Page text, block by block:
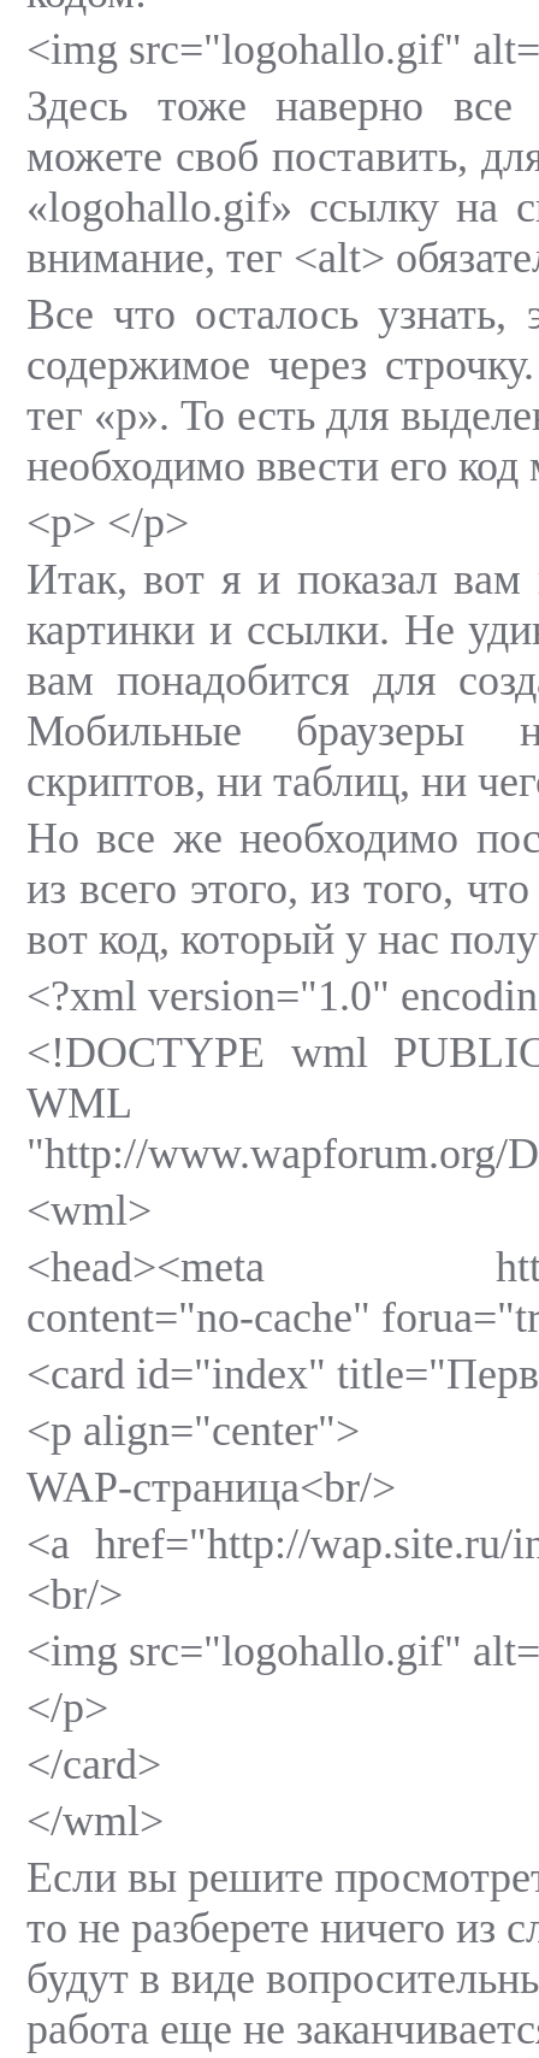
<img src="logohallo.gif"
Здесь тоже наверно
можете своб поставить,
«logohallo.gif» ссылку на
внимание, тег <alt>
Все что осталось узнать,
содержимое через
тег «p». То есть для
необходимо ввести его
<p> </p>
Итак, вот я и показал вам
картинки и ссылки. Не
вам понадобится для
Мобильные браузеры
скриптов, ни таблиц, ни
Но все же необходимо
из всего этого, из того,
вот код, который у нас
<?xml version="1.0"
<!DOCTYPE wml
WML
"http://www.wapforum.org/
<wml>
<head><meta http-
content="no-cache"
<card id="index"
<p align="center">
WAP-страница<br/>
<a href="http://wap.site.ru/
<br/>
<img src="logohallo.gif"
</p>
</card>
</wml>
Если вы решите
то не разберете ничего из
будут в виде
работа еще не